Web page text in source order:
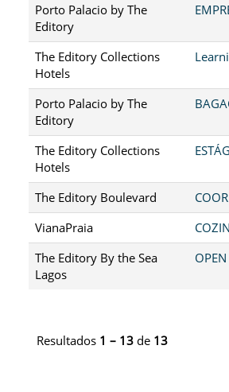
Porto Palacio by The
Editory
The Editory Collections
Hotels
Porto Palacio by The
Editory
The Editory Collections
Hotels
The Editory Boulevard
VianaPraia
The Editory By the Sea
Lagos
Resultados 1 – 13 de 13